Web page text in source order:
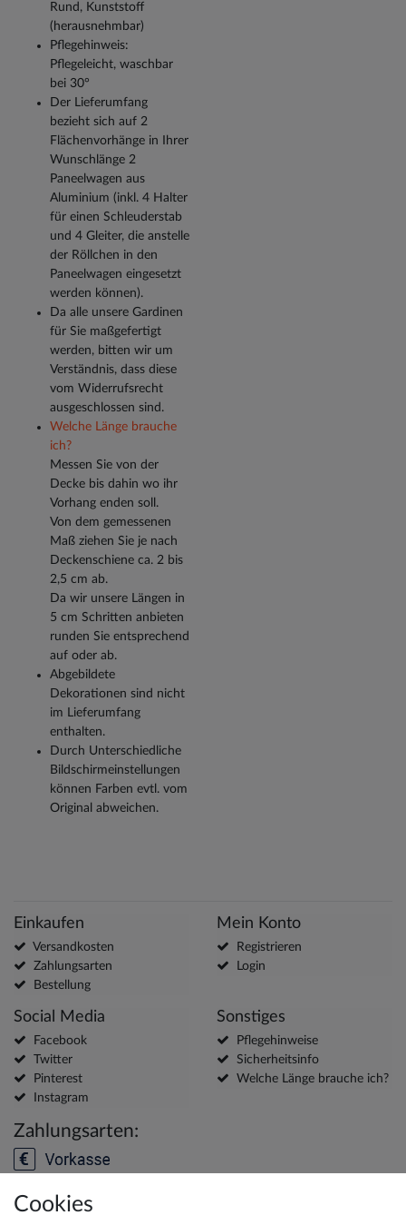
Rund, Kunststoff
(herausnehmbar)
Pflegehinweis:
Pflegeleicht, waschbar
bei 30°
Der Lieferumfang
bezieht sich auf 2
Flächenvorhänge in Ihrer
Wunschlänge 2
Paneelwagen aus
Aluminium (inkl. 4 Halter
für einen Schleuderstab
und 4 Gleiter, die anstelle
der Röllchen in den
Paneelwagen eingesetzt
werden können).
Da alle unsere Gardinen
für Sie maßgefertigt
werden, bitten wir um
Verständnis, dass diese
vom Widerrufsrecht
ausgeschlossen sind.
Welche Länge brauche
ich?
Messen Sie von der
Decke bis dahin wo ihr
Vorhang enden soll.
Von dem gemessenen
Maß ziehen Sie je nach
Deckenschiene ca. 2 bis
2,5 cm ab.
Da wir unsere Längen in
5 cm Schritten anbieten
runden Sie entsprechend
auf oder ab.
Abgebildete
Dekorationen sind nicht
im Lieferumfang
enthalten.
Durch Unterschiedliche
Bildschirmeinstellungen
können Farben evtl. vom
Original abweichen.
Einkaufen
Versandkosten
Zahlungsarten
Bestellung
Mein Konto
Registrieren
Login
Social Media
Facebook
Twitter
Pinterest
Instagram
Sonstiges
Pflegehinweise
Sicherheitsinfo
Welche Länge brauche ich?
Zahlungsarten:
Cookies